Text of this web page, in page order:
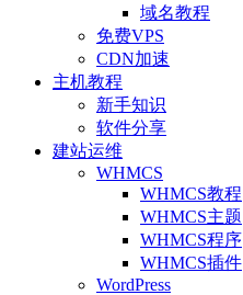
域名教程
免费VPS
CDN加速
主机教程
新手知识
软件分享
建站运维
WHMCS
WHMCS教程
WHMCS主题
WHMCS程序
WHMCS插件
WordPress